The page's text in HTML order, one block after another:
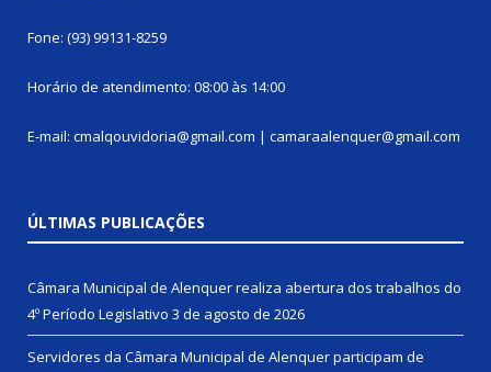
Fone: (93) 99131-8259
Horário de atendimento: 08:00 às 14:00
E-mail: cmalqouvidoria@gmail.com | camaraalenquer@gmail.com
ÚLTIMAS PUBLICAÇÕES
Câmara Municipal de Alenquer realiza abertura dos trabalhos do
4º Período Legislativo 3 de agosto de 2026
Servidores da Câmara Municipal de Alenquer participam de